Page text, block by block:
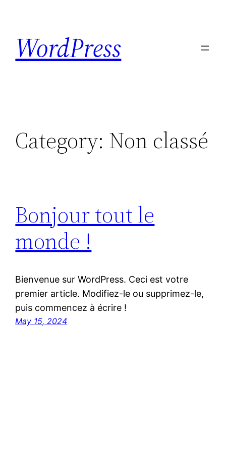
content
WordPress
Category: Non classé
Bonjour tout le
monde !
Bienvenue sur WordPress. Ceci est votre
premier article. Modifiez-le ou supprimez-le,
puis commencez à écrire !
May 15, 2024